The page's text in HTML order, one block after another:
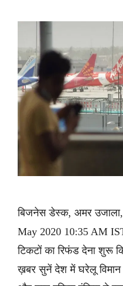
बिजनेस डेस्क, अमर उजाला,
May 2020 10:35 AM
टिकटों का रिफंड देना शुरू
ख़बर सुनें देश में घरेलू विमान